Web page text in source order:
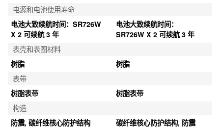
电源和电池使用寿命
电池大致续航时间：SR726W
X 2 可续航 3 年
电池大致续航时间：
SR726W X 2 可续航 3 年
表壳和表圈材料
树脂
树脂
表带
树脂表带
树脂表带
构造
防震, 碳纤维核心防护结构
碳纤维核心防护结构, 防震